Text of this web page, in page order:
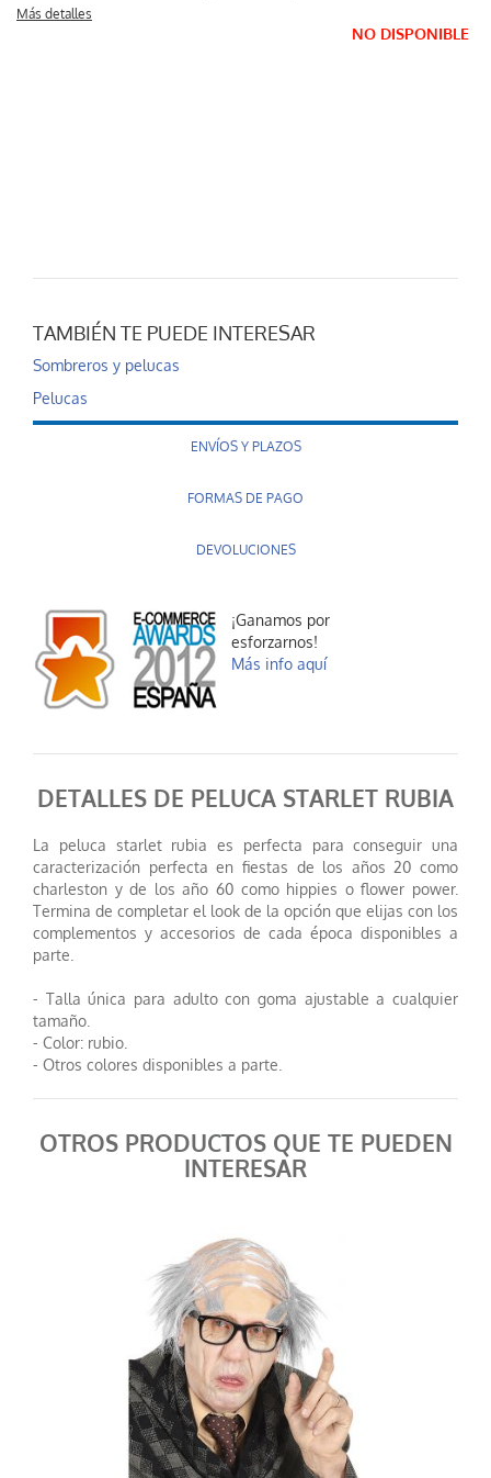
Más detalles
NO DISPONIBLE
TAMBIÉN TE PUEDE INTERESAR
Sombreros y pelucas
Pelucas
ENVÍOS Y PLAZOS
FORMAS DE PAGO
DEVOLUCIONES
¡Ganamos por
esforzarnos!
Más info aquí
DETALLES DE PELUCA STARLET RUBIA
La peluca starlet rubia es perfecta para conseguir una
caracterización perfecta en fiestas de los años 20 como
charleston y de los año 60 como hippies o flower power.
Termina de completar el look de la opción que elijas con los
complementos y accesorios de cada época disponibles a
parte.
- Talla única para adulto con goma ajustable a cualquier
tamaño.
- Color: rubio.
- Otros colores disponibles a parte.
OTROS PRODUCTOS QUE TE PUEDEN
INTERESAR